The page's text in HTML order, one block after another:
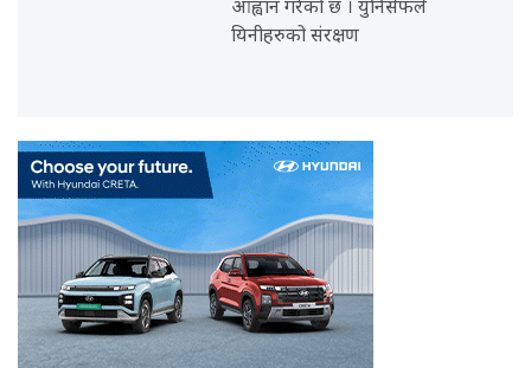
आह्वान गरेको छ । युनिसेफले
यिनीहरुको संरक्षण